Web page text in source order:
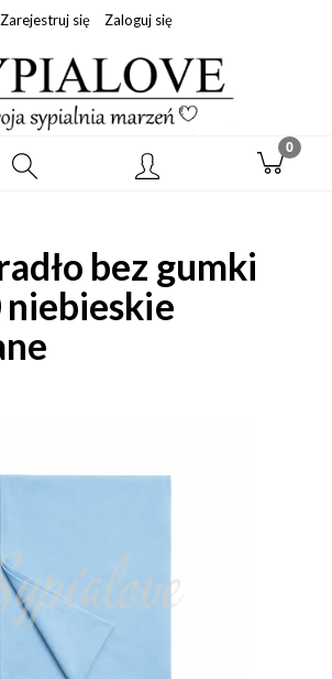
Zarejestruj się Zaloguj się
bez gumki